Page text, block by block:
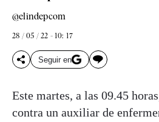
@elindepcom
28 / 05 / 22 - 10: 17
Seguir en
Este martes, a las 09.45
contra un auxiliar de